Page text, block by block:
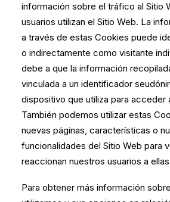
información sobre el tráfico al Sitio
usuarios utilizan el Sitio Web. La
a través de estas Cookies puede
o indirectamente como visitante
debe a que la información
vinculada a un identificador
dispositivo que utiliza para acceder
También podemos utilizar estas
nuevas páginas, características o
funcionalidades del Sitio Web para
reaccionan nuestros usuarios a
Para obtener más información